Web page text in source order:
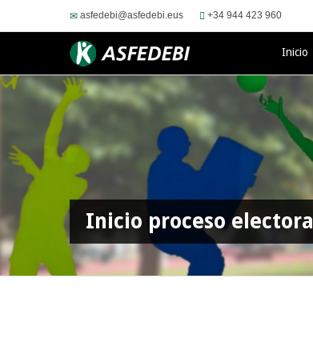
asfedebi@asfedebi.eus +34 944 423 960
Inicio
Inicio proceso